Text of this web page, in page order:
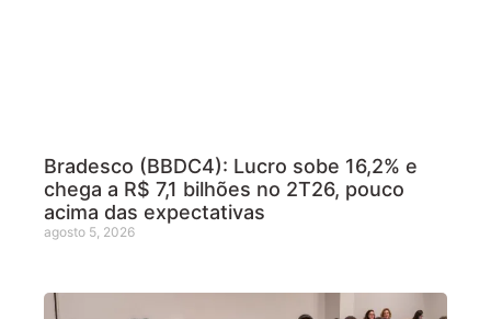
Bradesco (BBDC4): Lucro sobe 16,2% e
chega a R$ 7,1 bilhões no 2T26, pouco
acima das expectativas
agosto 5, 2026